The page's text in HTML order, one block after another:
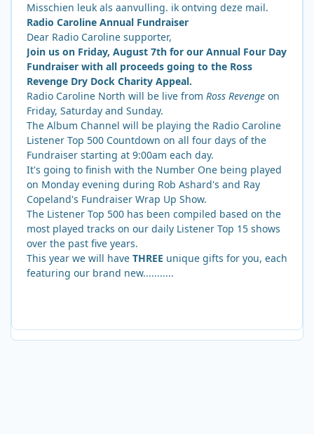
Misschien leuk als aanvulling. ik ontving deze mail.
Radio Caroline Annual Fundraiser
Dear Radio Caroline supporter,
Join us on Friday, August 7th for our Annual Four Day
Fundraiser with all proceeds going to the Ross
Revenge Dry Dock Charity Appeal.
Radio Caroline North will be live from Ross Revenge on
Friday, Saturday and Sunday.
The Album Channel will be playing the Radio Caroline
Listener Top 500 Countdown on all four days of the
Fundraiser starting at 9:00am each day.
It's going to finish with the Number One being played
on Monday evening during Rob Ashard's and Ray
Copeland's Fundraiser Wrap Up Show.
The Listener Top 500 has been compiled based on the
most played tracks on our daily Listener Top 15 shows
over the past five years.
This year we will have THREE unique gifts for you, each
featuring our brand new...........